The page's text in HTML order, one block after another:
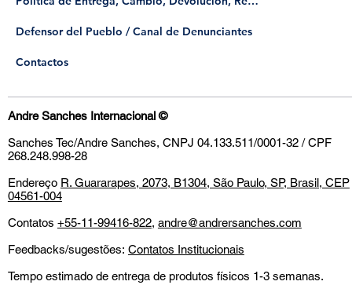
​Defensor del Pueblo / Canal de Denunciantes
Contactos
Andre Sanches Internacional©
Sanches Tec/Andre Sanches, CNPJ 04.133.511/0001-32 / CPF
268.248.998-28
Endereço R. Guararapes, 2073, B1304, São Paulo, SP, Brasil, CEP
04561-004
Contatos +55-11-99416-822, andre@andrersanches.com
Feedbacks/sugestões: Contatos Institucionais
Tempo estimado de entrega de produtos físicos 1-3 semanas.